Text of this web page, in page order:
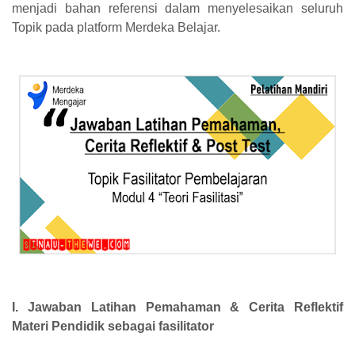
menjadi bahan referensi dalam menyelesaikan seluruh
Topik pada platform Merdeka Belajar.
I. Jawaban Latihan Pemahaman & Cerita Reflektif
Materi Pendidik sebagai fasilitator